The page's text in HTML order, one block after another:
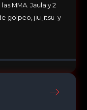
MMA. Jaula y 2
golpeo, jiu jitsu y